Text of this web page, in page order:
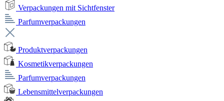
Verpackungen mit Sichtfenster
Parfumverpackungen
Produktverpackungen
Kosmetikverpackungen
Parfumverpackungen
Lebensmittelverpackungen